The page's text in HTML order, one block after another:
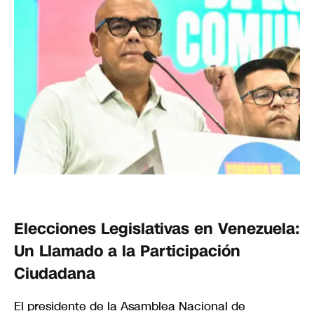
Elecciones Legislativas en Venezuela:
Un Llamado a la Participación
Ciudadana
El presidente de la Asamblea Nacional de